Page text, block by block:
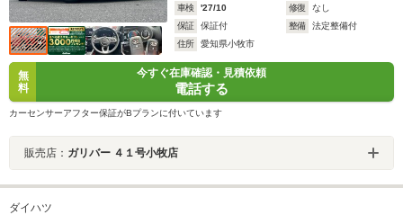
車検
'27/10 修復
なし
保証
保証付 整備
法定整備付
住所
愛知県小牧市
無
料
今すぐ在庫確認・見積依頼
電話する
カーセンサーアフター保証がBプランに付いています
販売店： ガリバー ４１号小牧店
ダイハツ